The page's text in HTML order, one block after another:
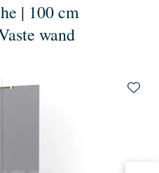
| 100 cm
wand